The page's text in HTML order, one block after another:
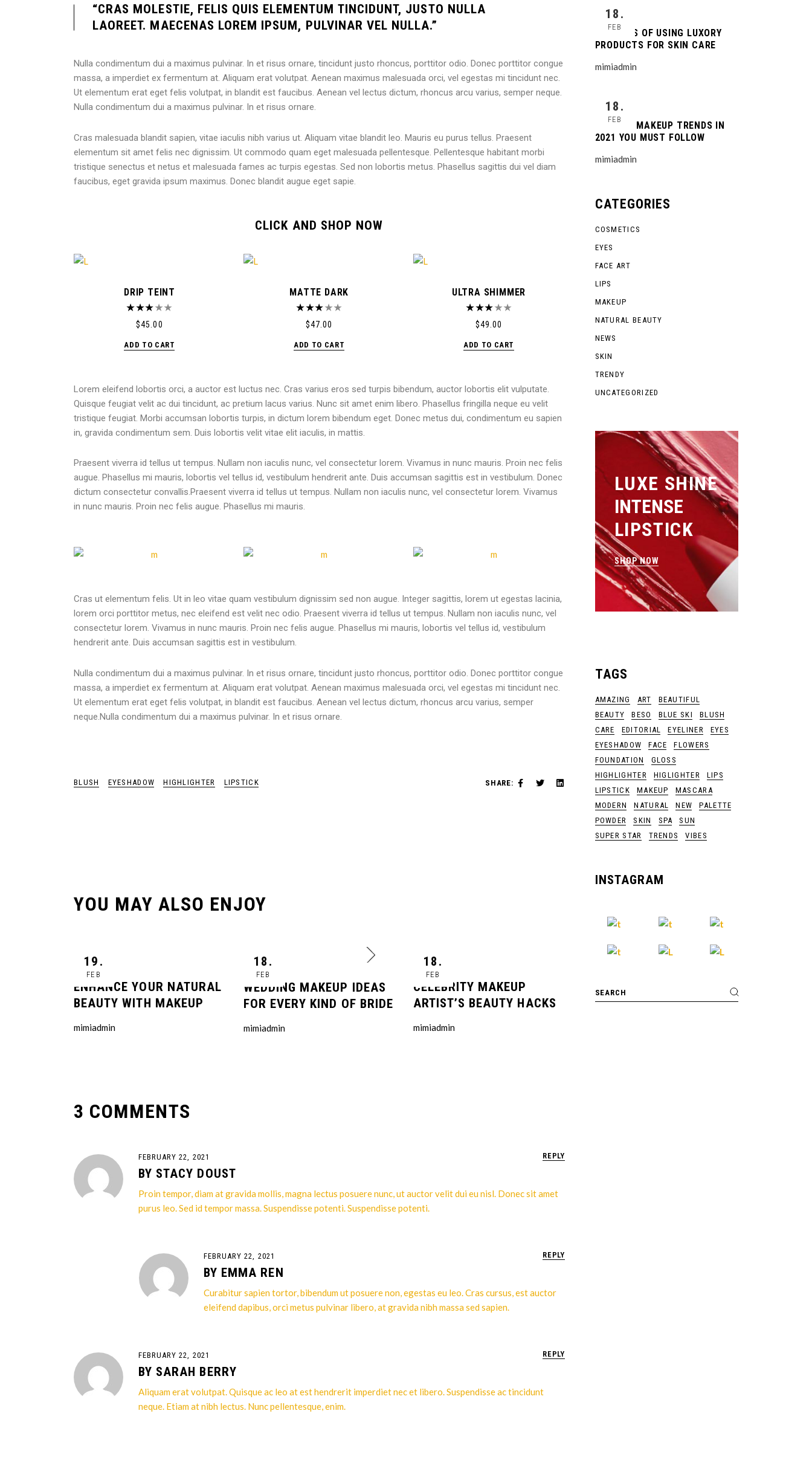
“CRAS MOLESTIE, FELIS QUIS ELEMENTUM TINCIDUNT, JUSTO NULLA
LAOREET. MAECENAS LOREM IPSUM, PULVINAR VEL NULLA.”
Nulla condimentum dui a maximus pulvinar. In et risus ornare, tincidunt justo rhoncus, porttitor odio. Donec porttitor congue
massa, a imperdiet ex fermentum at. Aliquam erat volutpat. Aenean maximus malesuada orci, vel egestas mi tincidunt nec.
Ut elementum erat eget felis volutpat, in blandit est faucibus. Aenean vel lectus dictum, rhoncus arcu varius, semper neque.
Nulla condimentum dui a maximus pulvinar. In et risus ornare.
Cras malesuada blandit sapien, vitae iaculis nibh varius ut. Aliquam vitae blandit leo. Mauris eu purus tellus. Praesent
elementum sit amet felis nec dignissim. Ut commodo quam eget malesuada pellentesque. Pellentesque habitant morbi
tristique senectus et netus et malesuada fames ac turpis egestas. Sed non lobortis metus. Phasellus sagittis dui vel diam
faucibus, eget gravida ipsum maximus. Donec blandit augue eget sapie.
CLICK AND SHOP NOW
DRIP TEINT
$45.00
ADD TO CART
MATTE DARK
$47.00
ADD TO CART
ULTRA SHIMMER
$49.00
ADD TO CART
Lorem eleifend lobortis orci, a auctor est luctus nec. Cras varius eros sed turpis bibendum, auctor lobortis elit vulputate.
Quisque feugiat velit ac dui tincidunt, ac pretium lacus varius. Nunc sit amet enim libero. Phasellus fringilla neque eu velit
tristique feugiat. Morbi accumsan lobortis turpis, in dictum lorem bibendum eget. Donec metus dui, condimentum eu sapien
in, gravida condimentum sem. Duis lobortis velit vitae elit iaculis, in mattis.
Praesent viverra id tellus ut tempus. Nullam non iaculis nunc, vel consectetur lorem. Vivamus in nunc mauris. Proin nec felis
augue. Phasellus mi mauris, lobortis vel tellus id, vestibulum hendrerit ante. Duis accumsan sagittis est in vestibulum. Donec
dictum consectetur convallis.Praesent viverra id tellus ut tempus. Nullam non iaculis nunc, vel consectetur lorem. Vivamus
in nunc mauris. Proin nec felis augue. Phasellus mi mauris.
Cras ut elementum felis. Ut in leo vitae quam vestibulum dignissim sed non augue. Integer sagittis, lorem ut egestas lacinia,
lorem orci porttitor metus, nec eleifend est velit nec odio. Praesent viverra id tellus ut tempus. Nullam non iaculis nunc, vel
consectetur lorem. Vivamus in nunc mauris. Proin nec felis augue. Phasellus mi mauris, lobortis vel tellus id, vestibulum
hendrerit ante. Duis accumsan sagittis est in vestibulum.
Nulla condimentum dui a maximus pulvinar. In et risus ornare, tincidunt justo rhoncus, porttitor odio. Donec porttitor congue
massa, a imperdiet ex fermentum at. Aliquam erat volutpat. Aenean maximus malesuada orci, vel egestas mi tincidunt nec.
Ut elementum erat eget felis volutpat, in blandit est faucibus. Aenean vel lectus dictum, rhoncus arcu varius, semper
neque.Nulla condimentum dui a maximus pulvinar. In et risus ornare.
BLUSH EYESHADOW HIGHLIGHTER LIPSTICK SHARE:
YOU MAY ALSO ENJOY
19.
FEB
ENHANCE YOUR NATURAL
BEAUTY WITH MAKEUP
mimiadmin
18.
FEB
WEDDING MAKEUP IDEAS
FOR EVERY KIND OF BRIDE
mimiadmin
18.
FEB
CELEBRITY MAKEUP
ARTIST’S BEAUTY HACKS
mimiadmin
3 COMMENTS
REPLY
FEBRUARY 22, 2021
BY STACY DOUST
Proin tempor, diam at gravida mollis, magna lectus posuere nunc, ut auctor velit dui eu nisl. Donec sit amet
purus leo. Sed id tempor massa. Suspendisse potenti. Suspendisse potenti.
REPLY
FEBRUARY 22, 2021
BY EMMA REN
Curabitur sapien tortor, bibendum ut posuere non, egestas eu leo. Cras cursus, est auctor
eleifend dapibus, orci metus pulvinar libero, at gravida nibh massa sed sapien.
REPLY
FEBRUARY 22, 2021
BY SARAH BERRY
Aliquam erat volutpat. Quisque ac leo at est hendrerit imperdiet nec et libero. Suspendisse ac tincidunt
neque. Etiam at nibh lectus. Nunc pellentesque, enim.
18.
FEB
BENEFITS OF USING LUXORY
PRODUCTS FOR SKIN CARE
mimiadmin
18.
FEB
SUMMER MAKEUP TRENDS IN
2021 YOU MUST FOLLOW
mimiadmin
CATEGORIES
COSMETICS
EYES
FACE ART
LIPS
MAKEUP
NATURAL BEAUTY
NEWS
SKIN
TRENDY
UNCATEGORIZED
LUXE SHINE
INTENSE
LIPSTICK
SHOP NOW
TAGS
AMAZING ART
BEAUTIFUL
BEAUTY
BESO BLUE SKI
BLUSH
CARE
EDITORIAL EYELINER
EYES
EYESHADOW
FACE
FLOWERS
FOUNDATION
GLOSS
HIGHLIGHTER
HIGLIGHTER
LIPS
LIPSTICK
MAKEUP
MASCARA
MODERN
NATURAL NEW
PALETTE
POWDER
SKIN SPA
SUN
SUPER STAR
TRENDS VIBES
INSTAGRAM